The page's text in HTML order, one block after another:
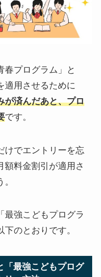
春プログラム」と
適用させるために
が済んだあと、プロ
です。
けでエントリーを忘
額料金割引が適用さ
最強こどもプログラ
のとおりです。
「最強こどもプログ